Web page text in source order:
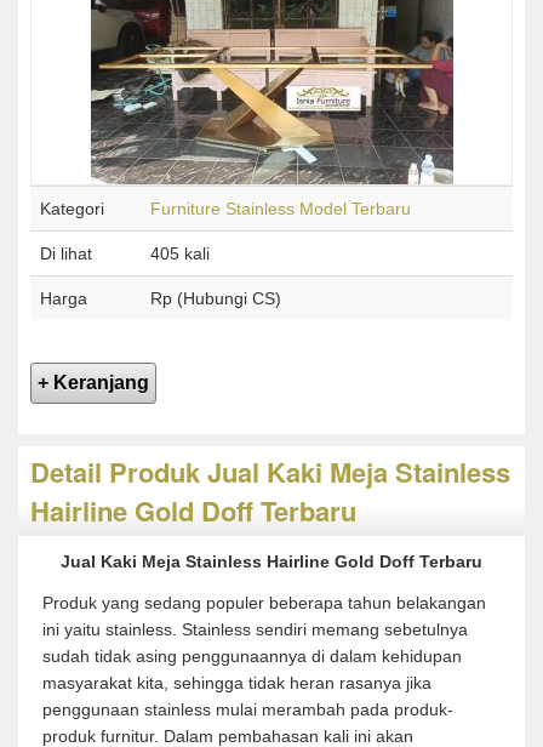
Kategori Furniture Stainless Model Terbaru
Di lihat 405 kali
Harga Rp (Hubungi CS)
Detail Produk Jual Kaki Meja Stainless
Hairline Gold Doff Terbaru
Jual Kaki Meja Stainless Hairline Gold Doff Terbaru
Produk yang sedang populer beberapa tahun belakangan
ini yaitu stainless. Stainless sendiri memang sebetulnya
sudah tidak asing penggunaannya di dalam kehidupan
masyarakat kita, sehingga tidak heran rasanya jika
penggunaan stainless mulai merambah pada produk-
produk furnitur. Dalam pembahasan kali ini akan